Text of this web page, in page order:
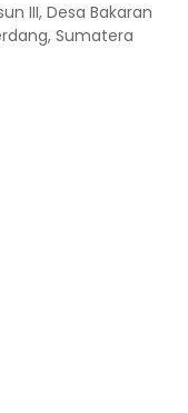
III, Desa Bakaran
Sumatera